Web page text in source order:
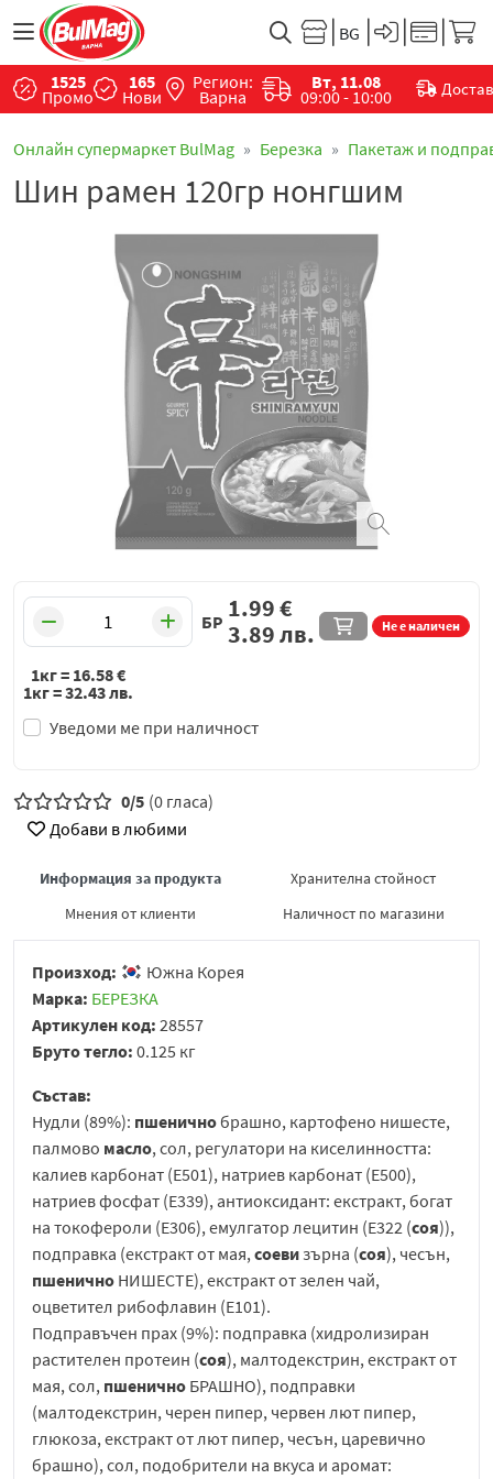
1525
Промо
165
Нови
Регион:
Варна
Вт, 11.08
09:00 - 10:00
Онлайн супермаркет BulMag Березка Пакетаж и
Шин рамен 120гр нонгшим
БР Не е наличен
Уведоми ме при наличност
1.99€
3.89лв.
1кг = 16.58€
1кг =32.43лв.
0/5 (0 гласа)
Добави в любими
Информация за продукта
Хранителна стойност
Мнения от клиенти
Наличност по магазини
Произход:
Южна Корея
Марка: БЕРЕЗКА
Артикулен код: 28557
Бруто тегло: 0.125 кг
Състав:
Нудли (89%): пшеничнобрашно, картофено нишесте,
палмово масло, сол, регулатори на киселинността:
калиев карбонат (E501), натриев карбонат (E500),
натриев фосфат (E339), антиоксидант: екстракт, богат
на токофероли (E306), емулгатор лецитин (E322 (соя)),
подправка (екстракт от мая,соеви зърна (соя), чесън,
пшенично НИШЕСТЕ), екстракт от зелен чай,
оцветител рибофлавин (E101).
Подправъчен прах (9%): подправка (хидролизиран
растителен протеин (соя), малтодекстрин, екстракт от
мая, сол, пшенично БРАШНО), подправки
(малтодекстрин, черен пипер, червен лют пипер,
глюкоза, екстракт от лют пипер, чесън, царевично
брашно), сол, подобрители на вкуса и аромат: